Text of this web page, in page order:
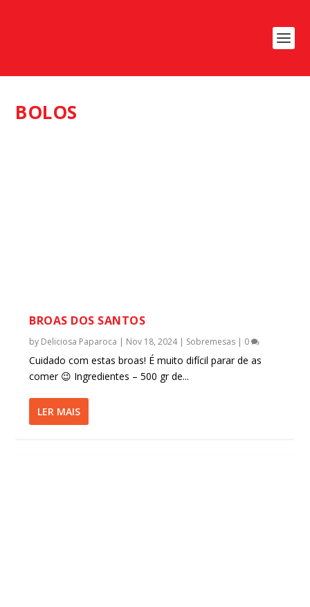
BOLOS
BROAS DOS SANTOS
by Deliciosa Paparoca | Nov 18, 2024| Sobremesas | 0
Cuidado com estas broas! É muito difícil parar de as
comer 😉 Ingredientes – 500 gr de...
LER MAIS